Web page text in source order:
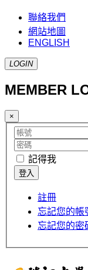
聯絡我們
網站地圖
ENGLISH
LOGIN
MEMBER
×
記得我
註冊
忘記您的帳
忘記您的密